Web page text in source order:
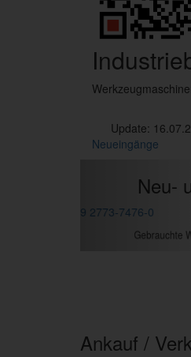
Industrie
Update:
Neueingänge
Neu- und
Tel:+49 2773-7476-0
Gebrauchte
Ankauf /